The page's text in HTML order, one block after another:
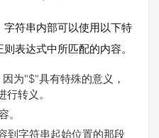
符串内部可以使用以下特
表达式中所匹配的内容。
为"$"具有特殊的意义，
转义。
。
到字符串起始位置的那段